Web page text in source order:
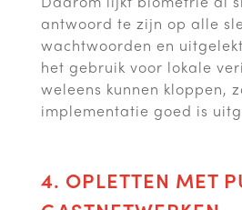
antwoord te zijn op alle
wachtwoorden en
het gebruik voor lokale
weleens kunnen kloppen,
implementatie goed is
4. OPLETTEN MET